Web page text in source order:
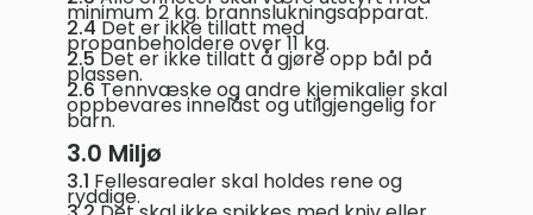
minimum 2 kg. brannslukningsapparat.
2.4Det er ikke tillatt med
propanbeholdere over 11 kg.
2.5Det er ikke tillatt å gjøre opp bål på
plassen.
2.6Tennvæske og andre kjemikalier skal
oppbevares innelåst og utilgjengelig for
barn.
3.0 Miljø
3.1 Fellesarealer skal holdes rene og
ryddige.